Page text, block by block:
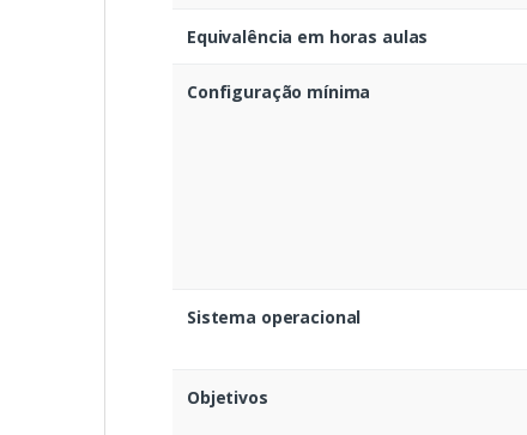
Equivalência em horas aulas
Configuração mínima
Sistema operacional
Objetivos